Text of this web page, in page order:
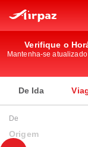
Verifique o
Mantenha-se
De Ida
De
Origem